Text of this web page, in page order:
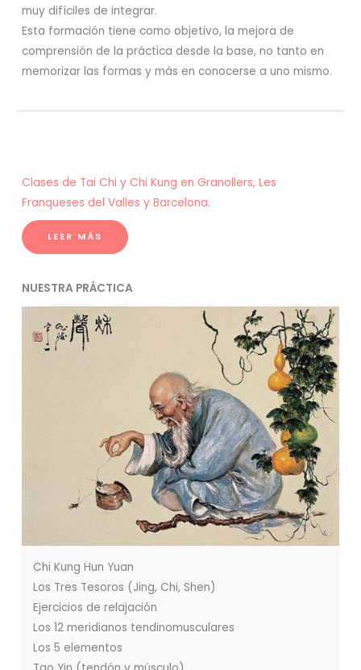
muy difíciles de integrar.
Esta formación tiene como objetivo, la mejora de
comprensión de la práctica desde la base, no tanto en
memorizar las formas y más en conocerse a uno mismo.
Clases de Tai Chi y Chi Kung en Granollers, Les
Franqueses del Valles y Barcelona.
LEER MÁS
NUESTRA PRÁCTICA
Chi Kung Hun Yuan
Los Tres Tesoros (Jing, Chi, Shen)
Ejercicios de relajación
Los 12 meridianos tendinomusculares
Los 5 elementos